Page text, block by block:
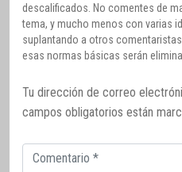
descalificados. No comentes de
tema, y mucho menos con varias
suplantando a otros
esas normas básicas serán
Tu dirección de correo
campos obligatorios están
Comentario